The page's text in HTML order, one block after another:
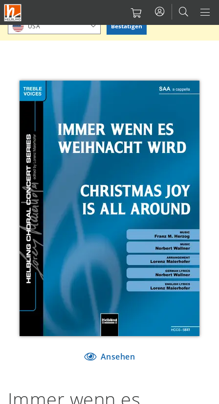
Direkt
zum
Inhalt
Bitte Standort bestätigen oder einen anderen auswählen.
USA Bestätigen
Ansehen